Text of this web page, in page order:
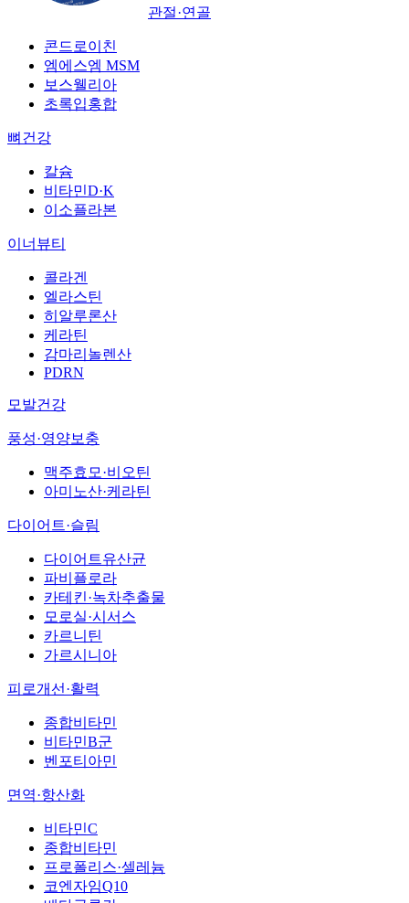
관절·연골
콘드로이친
엠에스엠 MSM
보스웰리아
초록입홍합
뼈건강
칼슘
비타민D·K
이소플라본
이너뷰티
콜라겐
엘라스틴
히알루론산
케라틴
감마리놀렌산
PDRN
모발건강
풍성·영양보충
맥주효모·비오틴
아미노산·케라틴
다이어트·슬림
다이어트유산균
파비플로라
카테킨·녹차추출물
모로실·시서스
카르니틴
가르시니아
피로개선·활력
종합비타민
비타민B군
벤포티아민
면역·항산화
비타민C
종합비타민
프로폴리스·셀레늄
코엔자임Q10